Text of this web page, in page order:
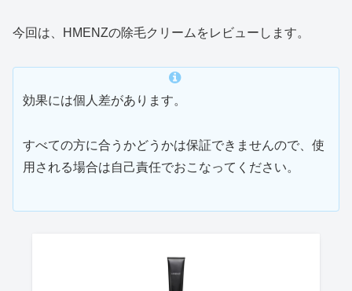
今回は、HMENZの除毛クリームをレビューします。
効果には個人差があります。
すべての方に合うかどうかは保証できませんので、使
用される場合は自己責任でおこなってください。